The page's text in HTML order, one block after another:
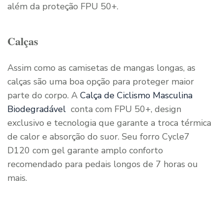
além da proteção FPU 50+.
Calças
Assim como as camisetas de mangas longas, as
calças são uma boa opção para proteger maior
parte do corpo. A Calça de Ciclismo Masculina
Biodegradável conta com FPU 50+, design
exclusivo e tecnologia que garante a troca térmica
de calor e absorção do suor. Seu forro Cycle7
D120 com gel garante amplo conforto
recomendado para pedais longos de 7 horas ou
mais.